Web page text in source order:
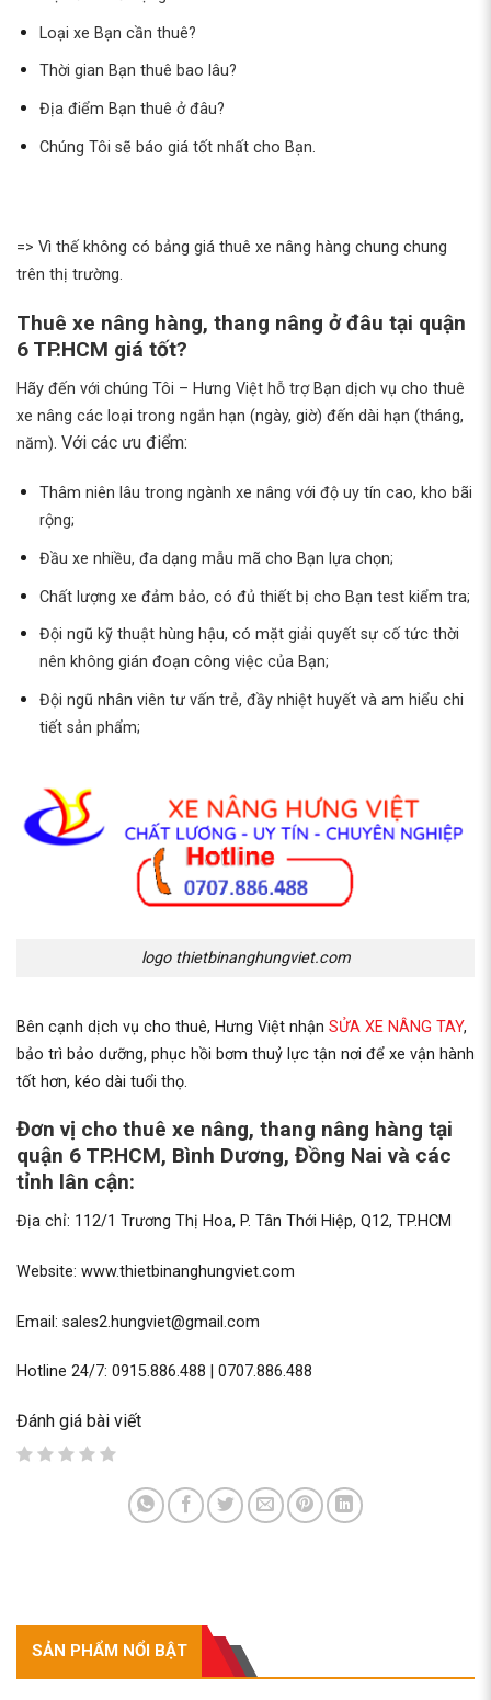
Loại xe Bạn cần thuê?
Thời gian Bạn thuê bao lâu?
Địa điểm Bạn thuê ở đâu?
Chúng Tôi sẽ báo giá tốt nhất cho Bạn.
=> Vì thế không có bảng giá thuê xe nâng hàng chung chung
trên thị trường.
Thuê xe nâng hàng, thang nâng ở đâu tại quận
6 TP.HCM giá tốt?
Hãy đến với chúng Tôi – Hưng Việt hỗ trợ Bạn dịch vụ cho thuê
xe nâng các loại trong ngắn hạn (ngày, giờ) đến dài hạn (tháng,
năm). Với các ưu điểm:
Thâm niên lâu trong ngành xe nâng với độ uy tín cao, kho bãi
rộng;
Đầu xe nhiều, đa dạng mẫu mã cho Bạn lựa chọn;
Chất lượng xe đảm bảo, có đủ thiết bị cho Bạn test kiểm tra;
Đội ngũ kỹ thuật hùng hậu, có mặt giải quyết sự cố tức thời
nên không gián đoạn công việc của Bạn;
Đội ngũ nhân viên tư vấn trẻ, đầy nhiệt huyết và am hiểu chi
tiết sản phẩm;
logo thietbinanghungviet.com
Bên cạnh dịch vụ cho thuê, Hưng Việt nhận SỬA XE NÂNG TAY,
bảo trì bảo dưỡng, phục hồi bơm thuỷ lực tận nơi để xe vận hành
tốt hơn, kéo dài tuổi thọ.
Đơn vị cho thuê xe nâng, thang nâng hàng tại
quận 6 TP.HCM, Bình Dương, Đồng Nai và các
tỉnh lân cận:
Địa chỉ: 112/1 Trương Thị Hoa, P. Tân Thới Hiệp, Q12, TP.HCM
Website: www.thietbinanghungviet.com
Email: sales2.hungviet@gmail.com
Hotline 24/7: 0915.886.488 | 0707.886.488
Đánh giá bài viết
SẢN PHẨM NỔI BẬT